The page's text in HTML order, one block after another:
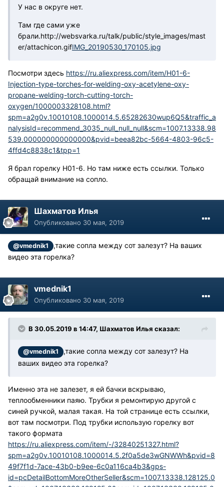
У нас в округе нет.
Там где сами уже
брали.http://websvarka.ru/talk/public/style_images/mast
er/attachicon.gifIMG_20190530_170105.jpg
Посмотри здесь https://ru.aliexpress.com/item/H01-6-
Injection-type-torches-for-welding-oxy-acetylene-oxy-
propane-welding-torch-cutting-torch-
oxygen/1000003328108.html?
spm=a2g0v.10010108.1000014.5.65282630wup6Q5&traffic_a
nalysisId=recommend_3035_null_null_null&scm=1007.13338.98
539.000000000000000&pvid=beea82bc-5664-4803-96c5-
4ffd4c8838c1&tpp=1
Я брал горелку Н01-6. Но там ниже есть ссылки. Только
обращай внимание на сопло.
Шахматов Илья
Опубликовано 30 мая, 2019
@vmednik1
,такие сопла между сот залезут? На ваших
видео эта горелка?
vmednik1
Опубликовано 30 мая, 2019
В 30.05.2019 в 14:47, Шахматов Илья сказал:
@vmednik1
,такие сопла между сот залезут? На
ваших видео эта горелка?
Именно эта не залезет, я ей бачки вскрываю,
теплообменники паяю. Трубки я ремонтирую другой с
синей ручкой, малая такая. На той странице есть ссылки,
вот там посмотри. Под трубки использую горелку вот
такого формата
https://ru.aliexpress.com/item/-/32840251327.html?
spm=a2g0v.10010108.1000014.5.2f0a5de3wGNWWh&pvid=8
49f7f1d-7ace-43b0-b9ee-6c0a116ca4b3&gps-
id=pcDetailBottomMoreOtherSeller&scm=1007.13338.128125.0